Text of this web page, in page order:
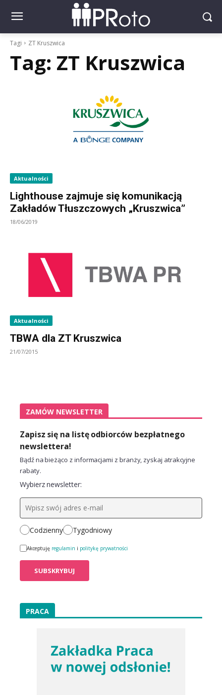
Tagi ZT Kruszwica
Tag: ZT Kruszwica
Aktualności
Lighthouse zajmuje się komunikacją
Zakładów Tłuszczowych „Kruszwica”
18/06/2019
Aktualności
TBWA dla ZT Kruszwica
21/07/2015
ZAMÓW NEWSLETTER
Zapisz się na listę odbiorców bezpłatnego
newslettera!
Bądź na bieżąco z informacjami z branży, zyskaj atrakcyjne
rabaty.
Wybierz newsletter:
Codzienny Tygodniowy
Akceptuję regulamin i politykę prywatności
PRACA